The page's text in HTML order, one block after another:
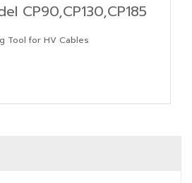
CP90,CP130,CP185
Tool for HV Cables